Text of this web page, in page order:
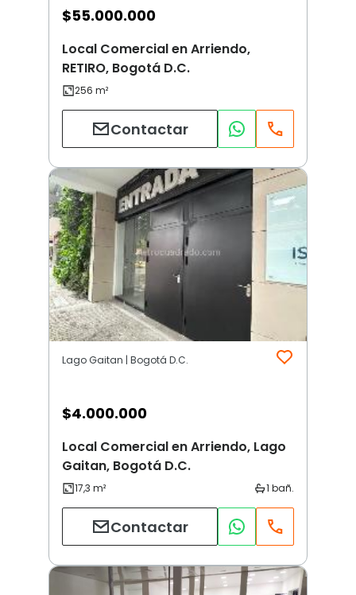
$55.000.000
Local Comercial en Arriendo,
RETIRO, Bogotá D.C.
Contactar
Lago Gaitan | Bogotá D.C.
$4.000.000
Local Comercial en Arriendo, Lago
Gaitan, Bogotá D.C.
Contactar